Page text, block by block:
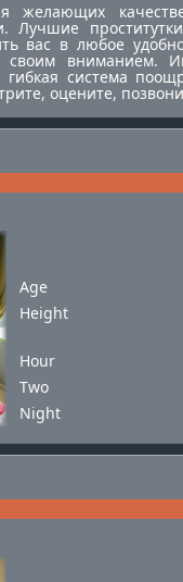
Age
Height
Hour
Two
Night
желающих
Лучшие
вас в любое
своим вниманием.
гибкая система
оцените,